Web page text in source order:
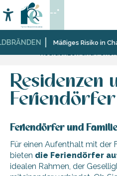
au
contenu
principal
Mäßiges Risiko in
Accessibilité
Suche
--°
Startseite Aufenthalt
Residenzen
Feriendörfer
Feriendörfer und
Für einen Aufenthalt mit der
bieten die Feriendörfer
idealen Rahmen, der